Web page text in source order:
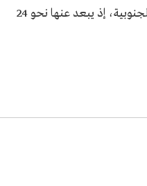
تُعد البلدة القديمة في العُلا أحد المعالم الأثرية القريبة من مركز شلال من الجهة الجنوبية، إذ يبعد عنها نحو 24